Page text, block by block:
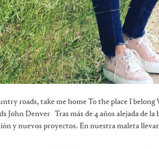
roads, take me home To the place I
John Denver Tras más de 4 años alejada de
y nuevos proyectos. En nuestra maleta